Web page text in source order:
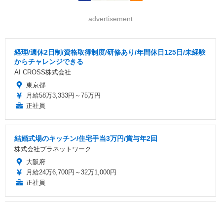
advertisement
経理/週休2日制/資格取得制度/研修あり/年間休日125日/未経験
からチャレンジできる
AI CROSS株式会社
東京都
月給58万3,333円～75万円
正社員
結婚式場のキッチン/住宅手当3万円/賞与年2回
株式会社プラネットワーク
大阪府
月給24万6,700円～32万1,000円
正社員